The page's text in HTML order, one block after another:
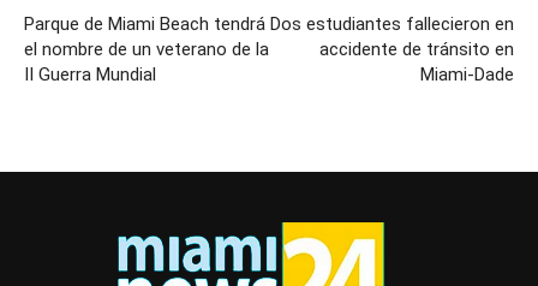
Parque de Miami Beach tendrá
el nombre de un veterano de la
II Guerra Mundial
Dos estudiantes fallecieron en
accidente de tránsito en
Miami-Dade